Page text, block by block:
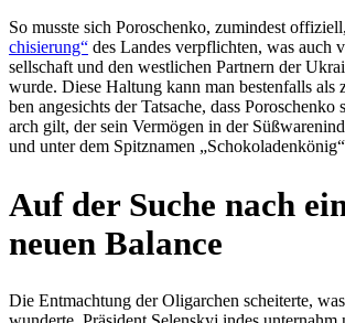
So musste sich Poro­schenko, zumin­dest
chi­sie­rung“ des Landes ver­pflich­ten, was auch
sell­schaft und den west­li­chen Part­nern der
wurde. Diese Haltung kann man bes­ten­falls als
ben ange­sichts der Tat­sa­che, dass
arch gilt, der sein Ver­mö­gen in der
und unter dem Spitz­na­men
Auf der Suche nach
neuen Balance
Die Ent­mach­tung der Olig­ar­chen schei­terte,